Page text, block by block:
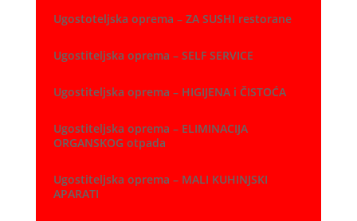
Ugostoteljska oprema – ZA SUSHI restorane
Ugostiteljska oprema – SELF SERVICE
Ugostiteljska oprema – HIGIJENA i ČISTOĆA
Ugostiteljska oprema – ELIMINACIJA
ORGANSKOG otpada
Ugostiteljska oprema – MALI KUHINJSKI
APARATI